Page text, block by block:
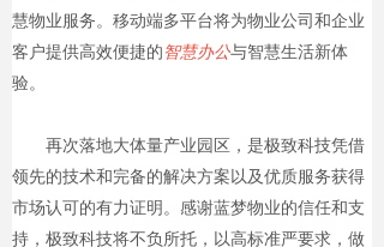
慧物业服务。移动端多平台将为物业公司和企业
客户提供高效便捷的 智慧办公与智慧生活新体
验。
再次落地大体量产业园区，是极致科技凭借
领先的技术和完备的解决方案以及优质服务获得
市场认可的有力证明。感谢蓝梦物业的信任和支
持，极致科技将不负所托，以高标准严要求，做